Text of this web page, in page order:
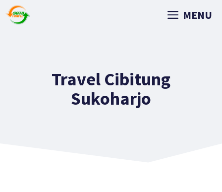
MENU
Travel Cibitung
Sukoharjo